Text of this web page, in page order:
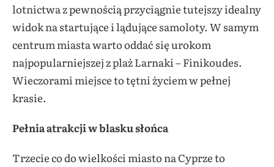
lotnictwa z pewnością przyciągnie tutejszy idealny
widok na startujące i lądujące samoloty. W samym
centrum miasta warto oddać się urokom
najpopularniejszej z plaż Larnaki – Finikoudes.
Wieczorami miejsce to tętni życiem w pełnej
krasie.
Pełnia atrakcji w blasku słońca
Trzecie co do wielkości miasto na Cyprze to